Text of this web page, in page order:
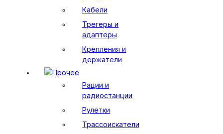
Кабели
Трегеры и
адаптеры
Крепления и
держатели
Прочее
Рации и
радиостанции
Рулетки
Трассоискатели